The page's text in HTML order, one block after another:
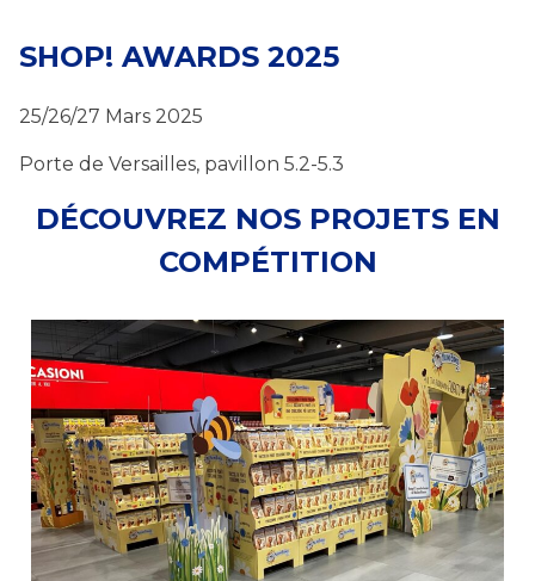
SHOP! AWARDS 2025
25/26/27 Mars 2025
Porte de Versailles, pavillon 5.2-5.3
DÉCOUVREZ NOS PROJETS EN
COMPÉTITION